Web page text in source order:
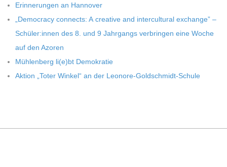
Erin­ne­run­gen an Hannover
„Demo­cracy con­nects: A crea­tive and inter­cul­tu­ral exch­ange” –
Schüler:innen des 8. und 9 Jahr­gangs ver­brin­gen eine Woche
auf den Azoren
Müh­len­berg li(e)bt Demokratie
Aktion „Toter Win­kel“ an der Leonore-Goldschmidt-Schule